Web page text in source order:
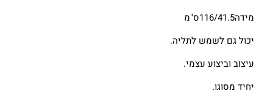
מידה116/41.5ס"מ
יכול גם לשמש לתליה.
עיצוב וביצוע עצמי.
יחיד מסוגו.